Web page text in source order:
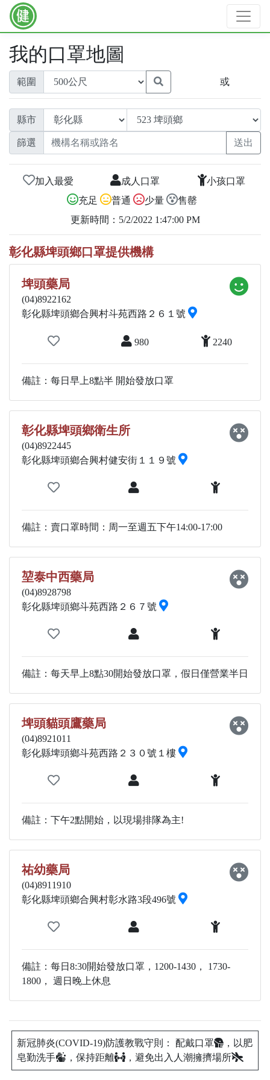
我的口罩地圖
範圍 或
縣市
篩選
加入最愛 成人口罩
小孩口罩
充足
普通 少量
售罄
更新時間：5/2/2022 1:47:00 PM
彰化縣埤頭鄉口罩提供機構
埤頭藥局
(04)8922162
彰化縣埤頭鄉合興村斗苑西路２６１號
980 2240
備註：每日早上8點半 開始發放口罩
彰化縣埤頭鄉衛生所
(04)8922445
彰化縣埤頭鄉合興村健安街１１９號
備註：賣口罩時間：周一至週五下午14:00-17:00
堃泰中西藥局
(04)8928798
彰化縣埤頭鄉斗苑西路２６７號
備註：每天早上8點30開始發放口罩，假日僅營業半日
埤頭貓頭鷹藥局
(04)8921011
彰化縣埤頭鄉斗苑西路２３０號１樓
備註：下午2點開始，以現場排隊為主!
祐幼藥局
(04)8911910
彰化縣埤頭鄉合興村彰水路3段496號
備註：每日8:30開始發放口罩，1200-1430， 1730-
1800， 週日晚上休息
新冠肺炎(COVID-19)防護教戰守則： 配戴口罩
，以肥
皂勤洗手
，保持距離 ，避免出入人潮擁擠場所